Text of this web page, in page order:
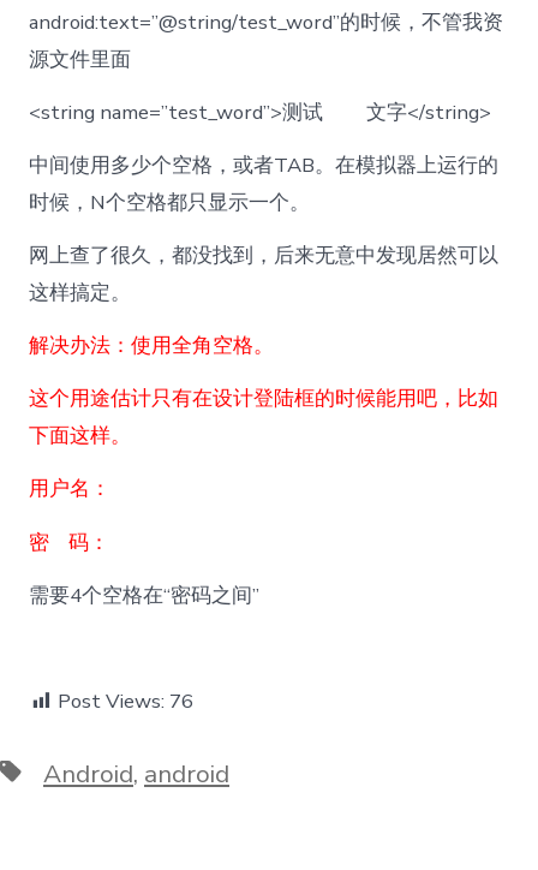
android:text=”@string/test_word”的时候，不管我资
源文件里面
<string name=”test_word”>测试 文字</string>
中间使用多少个空格，或者TAB。在模拟器上运行的
时候，N个空格都只显示一个。
网上查了很久，都没找到，后来无意中发现居然可以
这样搞定。
解决办法：使用全角空格。
这个用途估计只有在设计登陆框的时候能用吧，比如
下面这样。
用户名：
密 码：
需要4个空格在“密码之间”
Post Views: 76
TagsAndroid, android